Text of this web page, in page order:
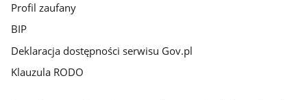
Profil zaufany
BIP
Deklaracja dostępności serwisu Gov.pl
Klauzula RODO